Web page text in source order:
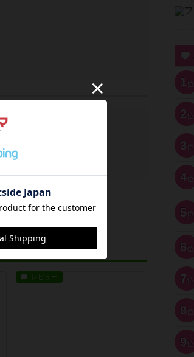
レビュー
1 位
2 位
3 位
4位
5 位
6 位
7 位
8 位
9 位